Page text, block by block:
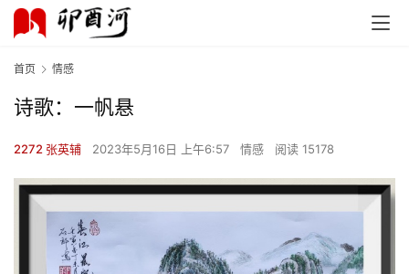
首页 情感
诗歌：一帆悬
2272 张英辅 2023年5月16日 上午6:57 情感 阅读 15178